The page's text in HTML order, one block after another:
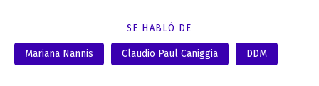
SE HABLÓ DE
Mariana Nannis Claudio Paul Caniggia DDM